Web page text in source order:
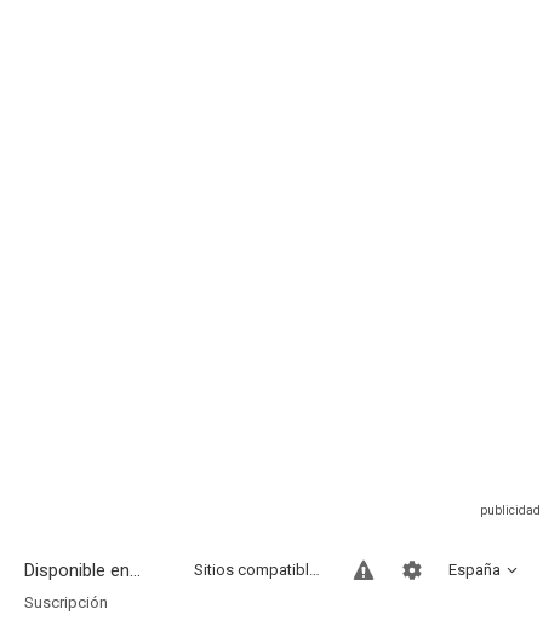
Disponible en... España
Sitios compatibles
Suscripción